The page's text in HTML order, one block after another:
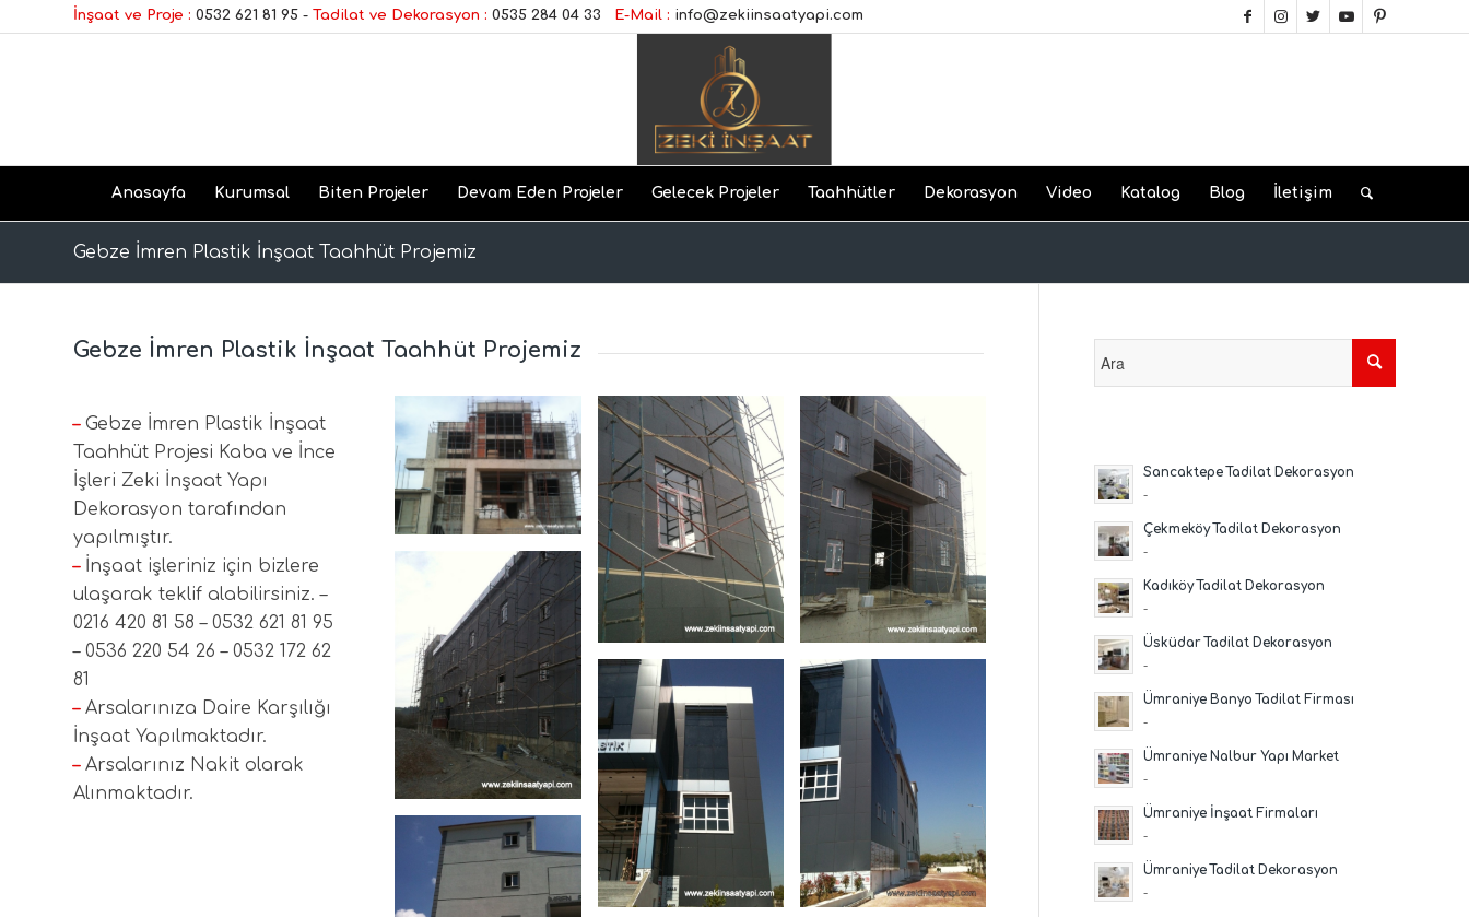
İnşaat ve Proje : 0532 621 81 95 - Tadilat ve Dekorasyon : 0535 284 04 33 E-Mail : info@zekiinsaatyapi.com
Anasayfa Kurumsal Biten Projeler Devam Eden Projeler Gelecek Projeler Taahhütler Dekorasyon Video Katalog Blog İletişim
Gebze İmren Plastik İnşaat Taahhüt Projemiz
Gebze İmren Plastik İnşaat Taahhüt Projemiz
–Gebze İmren Plastik İnşaat
Taahhüt Projesi Kaba ve İnce
İşleri Zeki İnşaat Yapı
Dekorasyon tarafından
yapılmıştır.
–İnşaat işleriniz için bizlere
ulaşarak teklif alabilirsiniz. –
0216 420 81 58 – 0532 621 81 95
– 0536 220 54 26 – 0532 172 62
81
–Arsalarınıza Daire Karşılığı
İnşaat Yapılmaktadır.
–Arsalarınız Nakit olarak
Alınmaktadır.
gebze-imren-
fabrikası-
projemiz (1)
gebze-imren-
plastik-
fabrikası-
taahhüt-
projemiz (2)
gebze-imren-
plastik-
fabrikası-
taahhüt-
projemiz (3)
gebze-imren-
plastik-
fabrikası-
taahhüt-
projemiz (4)
Sancaktepe Tadilat Dekorasyon
-
Çekmeköy Tadilat Dekorasyon
-
Kadıköy Tadilat Dekorasyon
-
Üsküdar Tadilat Dekorasyon
-
Ümraniye Banyo Tadilat Firması
-
Ümraniye Nalbur Yapı Market
-
Ümraniye İnşaat Firmaları
-
Ümraniye Tadilat Dekorasyon
-